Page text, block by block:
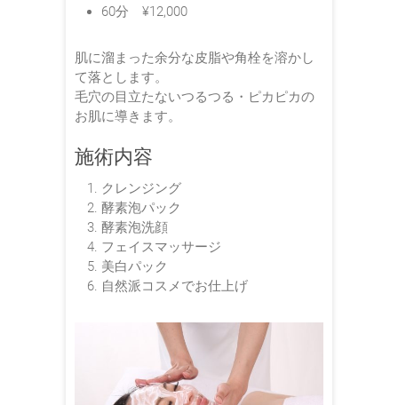
60分 ¥12,000
肌に溜まった余分な皮脂や角栓を溶かし
て落とします。
毛穴の目立たないつるつる・ピカピカの
お肌に導きます。
施術内容
クレンジング
酵素泡パック
酵素泡洗顔
フェイスマッサージ
美白パック
自然派コスメでお仕上げ